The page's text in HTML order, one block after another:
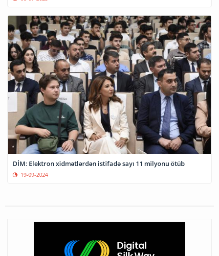
DİM: Elektron xidmətlərdən istifadə sayı 11 milyonu ötüb
19-09-2024